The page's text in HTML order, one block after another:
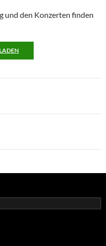
und den Konzerten finden